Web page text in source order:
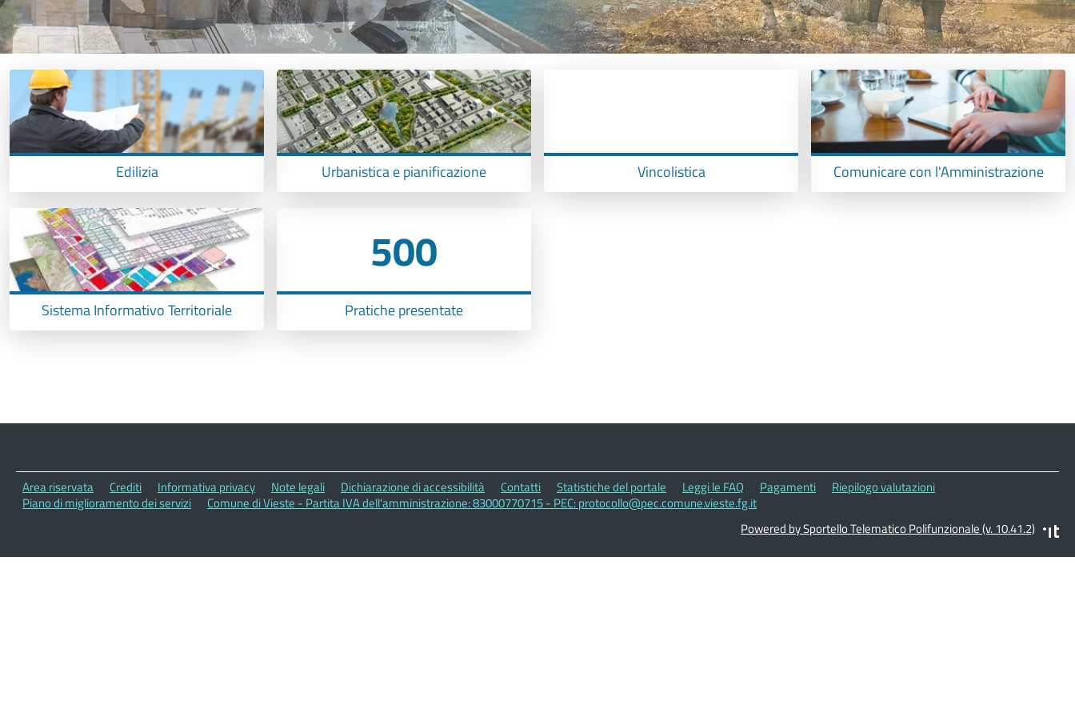
Edilizia Urbanistica e pianificazione Vincolistica Comunicare con l'Amministrazione
Sistema Informativo Territoriale
500
Pratiche presentate
Area riservata Crediti Informativa privacy Note legali Dichiarazione di accessibilità Contatti Statistiche del portale Leggi le FAQ Pagamenti
Riepilogo valutazioni
Piano di miglioramento dei servizi
Comune di Vieste - Partita IVA dell'amministrazione: 83000770715 - PEC: protocollo@pec.comune.vieste.fg.it
Powered by Sportello Telematico Polifunzionale (v. 10.41.2)